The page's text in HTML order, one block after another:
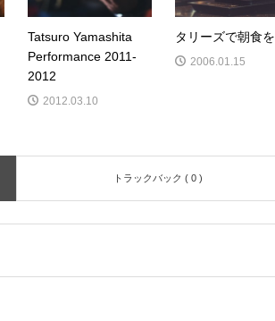
Tatsuro Yamashita
Performance 2011-
2012
2012.03.10
タリーズで朝食を
2006.01.15
トラックバック ( 0 )